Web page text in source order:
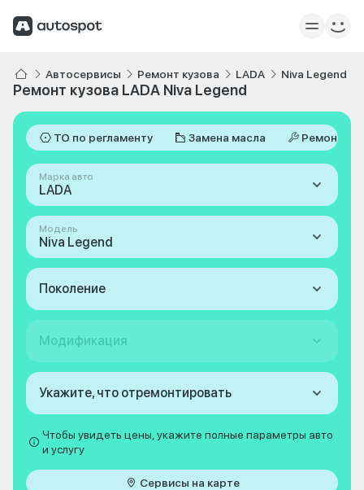
Автосервисы Ремонт кузова LADA Niva Legend
Ремонт кузова LADA Niva Legend
ТО по регламенту Замена масла Ремонт
Марка авто
LADA
Модель
Niva Legend
Поколение
Модификация
Укажите, что отремонтировать
Чтобы увидеть цены, укажите полные параметры авто
и услугу
Сервисы на карте